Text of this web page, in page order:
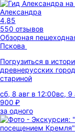
Александра
4,85
550 отзывов
Обзорная
Пскова
Погрузиться в
древнерусских
стариной
сб, 8 авг в 12:00вс, 9
900 ₽
за одного